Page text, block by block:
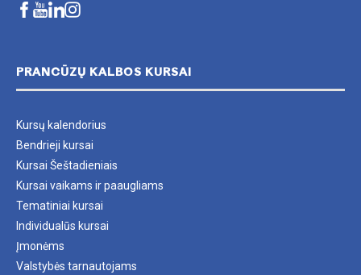
PRANCŪZŲ KALBOS KURSAI
Kursų kalendorius
Bendrieji kursai
Kursai Šeštadieniais
Kursai vaikams ir paaugliams
Tematiniai kursai
Individualūs kursai
Įmonėms
Valstybės tarnautojams